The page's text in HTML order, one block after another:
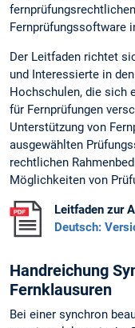
Fernprüfungssoftware
Der Leitfaden richtet
und Interessierte in
Hochschulen, die sich
für Fernprüfungen
Unterstützung von
ausgewählten
rechtlichen
Möglichkeiten von
Leitfaden zur
Deutsch:
Handreichung
Fernklausuren
Bei einer synchron